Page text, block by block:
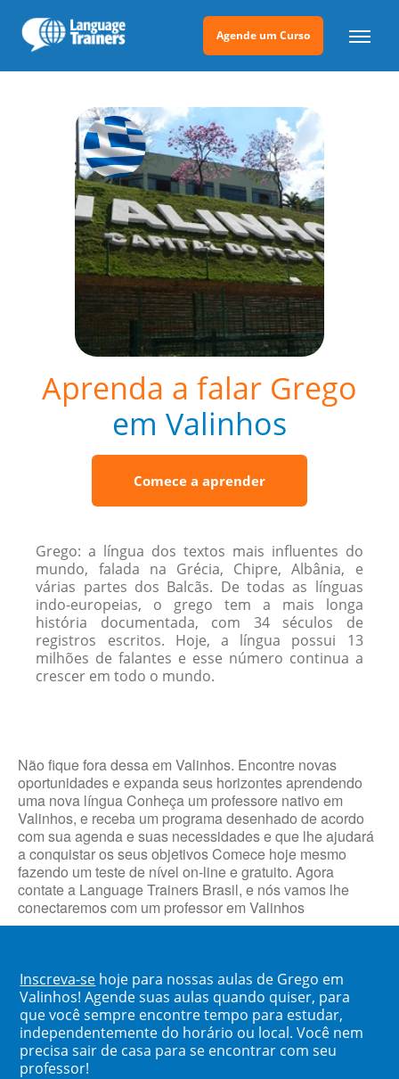
Agende um Curso
Aprenda a falar Grego
em Valinhos
Comece a aprender
Grego: a língua dos textos mais influentes do
mundo, falada na Grécia, Chipre, Albânia, e
várias partes dos Balcãs. De todas as línguas
indo-europeias, o grego tem a mais longa
história documentada, com 34 séculos de
registros escritos. Hoje, a língua possui 13
milhões de falantes e esse número continua a
crescer em todo o mundo.
Não fique fora dessa em Valinhos. Encontre novas
oportunidades e expanda seus horizontes aprendendo
uma nova língua Conheça um professore nativo em
Valinhos, e receba um programa desenhado de acordo
com sua agenda e suas necessidades e que lhe ajudará
a conquistar os seus objetivos Comece hoje mesmo
fazendo um teste de nível on-line e gratuito. Agora
contate a Language Trainers Brasil, e nós vamos lhe
conectaremos com um professor em Valinhos
Inscreva-se hoje para nossas aulas de Grego em
Valinhos! Agende suas aulas quando quiser, para
que você sempre encontre tempo para estudar,
independentemente do horário ou local. Você nem
precisa sair de casa para se encontrar com seu
professor!